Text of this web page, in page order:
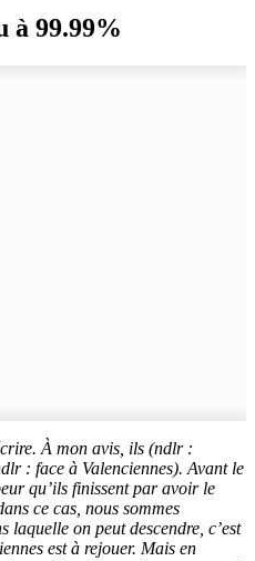
à 99.99%
À mon avis, ils (ndlr :
: face à Valenciennes). Avant le
qu’ils finissent par avoir le
ce cas, nous sommes
laquelle on peut descendre, c’est
est à rejouer. Mais en